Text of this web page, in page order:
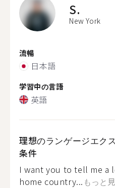
S.
New York
流暢
日本語
学習中の言語
英語
理想のランゲージエク
条件
I want you to tell me a
home country... もっと